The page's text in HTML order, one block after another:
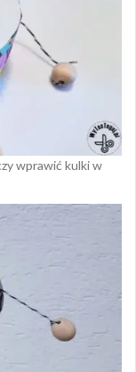
wprawić kulki w